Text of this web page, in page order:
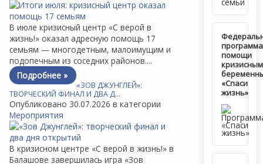
В июле кризисный центр «С верой в
жизнь!» оказал адресную помощь 17
семьям — многодетным, малоимущим и
подопечным из соседних районов....
Подробнее »
«ЗОВ ДЖУНГЛЕЙ»:
ТВОРЧЕСКИЙ ФИНАЛ И ДВА Д…
Опубликовано 30.07.2026 в категории
Мероприятия
В кризисном центре «С верой в жизнь!» в
Балашове завершилась игра «Зов
программа
помощи
кризисным
«Спаси
жизнь»